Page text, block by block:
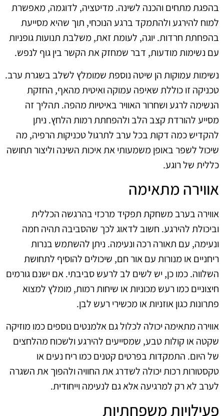
בהפגת מתחים והכנה לשינה. מדיטציה, לדוגמה, מאפשרת
למוח להירגע ולהתמקד ברגע הנוכחי, תוך שהיא מסייעת
בהפחתת חרדות. יוגה, לעומת זאת, משלבת תנועות גופניות
עם נשימות מודעות, דבר שמחזק את הקשר בין גוף לנפש.
נשימות עמוקות הן שיטה נוספת שמומלץ לשלב בשגרת ערב.
טכניקה זו כוללת שאיפה עמוקה ואיטית מהאף, החזקת
הנשימה לרגע ושחרור האוויר באיטיות מהפה. תהליך זה
מסייע להורדת קצב הלב ולהפחתת רמות הלחץ. ניתן
להקדיש כמה דקות בכל ערב לתרגול טכניקות הרפיה, מה
שיכול לשפר באופן משמעותי את איכות השינה וליצור תחושה
כללית של רוגע.
אווירה מתאימה
אווירה בערב משחקת תפקיד מרכזי בהרגשה הכללית
וביכולת להירגע. חשוב לדאוג לכך שהסביבה תהיה חמה
ונעימה, עם תאורה רכה ונעימה. ניתן להשתמש בנרות
ריחניים או מנורות עם אור חם, שיכולים להוסיף לתחושת
השלווה. כמו כן, יש לשים לב לרעש סביבתי. אם ישנם גורמים
חיצוניים כמו רעש מכוניות או שיחות רמות, מומלץ למצוא
פתרונות כגון אוזניות או מכשירי רעש לבן.
אווירה מתאימה יכולה לכלול גם אלמנטים נוספים כמו מוזיקה
שקטה או קולות טבע, שמסייעים להירגע ולשכוח מהלחצים
של היום. התמקדות בפרטים קטנים כמו ריח נעים או
טקסטורות רכות יכולה לשדרג את החוויה ולהפוך את השגרה
לערב לא רק למרגיעה אלא גם לנעימה וייחודית.
פעילויות משפחתיות